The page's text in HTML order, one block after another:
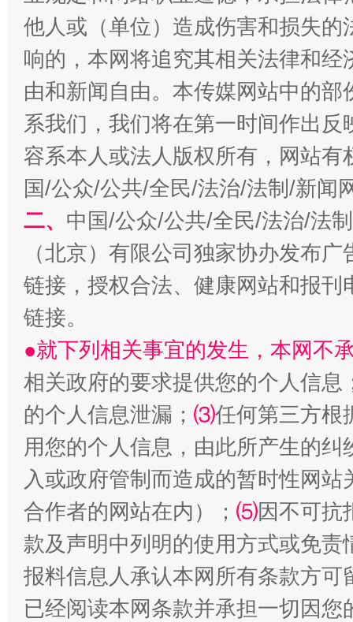
习近平的博鳌关键词
魏明亮
“刷贴”乱象丛生
揭批美国五大"原罪" "
他人或（单位）造成伤害和损失
响的，本网将追究其相关法律和
由和新闻自由。本传媒网站中的
系我们，我们将在第一时间作出
容系本人或法人版权所有，网站
国/公众/公共/全民/法治/法制/新闻
二、 中国/公众/公共/全民/法治/法
（北京）有限公司独家协办发布
链接，授权合法、健康网站和报
链接。
●就下列相关事宜的发生，本网不
相关政府的要求提供您的个人信息
的个人信息泄漏； ⑶任何第三方根
用您的个人信息，由此所产生的纠
入或政府管制而造成的暂时性网
合作者的网站在内）； ⑸因不可抗
款及声明中列明的使用方式或免责
报料信息人承认本网所有条款方
已经阅读本网条款并承担一切因